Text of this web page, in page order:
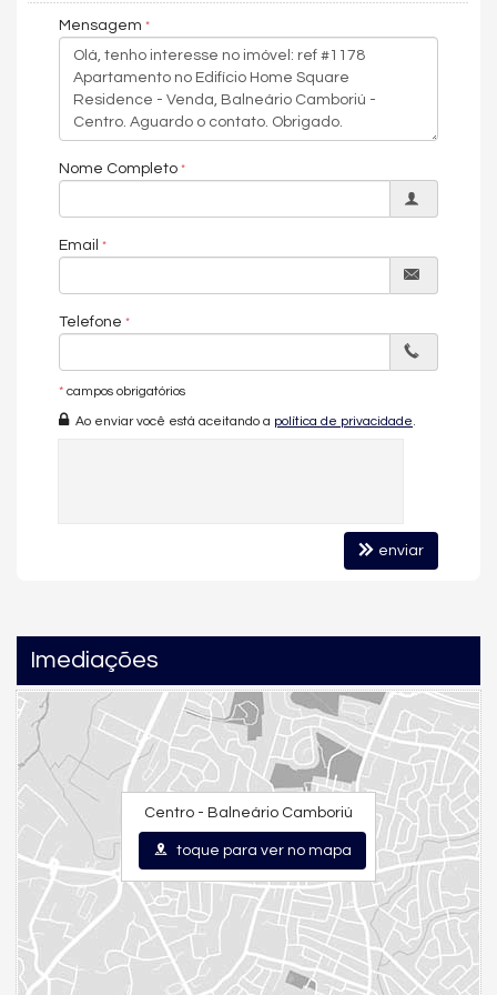
– Amplo terraço arborizado
Essa combinação de qualidade, amplitude de áreas comuns e
lazer robusto posiciona o Home Square como um dos projetos
mais elegantes e funcionais do Centro de Balneário Camboriú.
suítes
✔ Sala de estar e jantar integradas
✔ Sacada ampla com churrasqueira (quando aplicável)
✔ Lavabo social
✔ Acabamentos de alto padrão em porcelanato e gesso
📍 LOCALIZAÇÃO PREMIADA
Essa localização estratégica é um dos fatores que mais atrai
famílias, executivos e investidores, tornando o imóvel atrativo
📞 FALE COM A LFB IMÓVEIS
Agende sua visita e descubra todos os diferenciais desta
unidade no Home Square Residence. Nós da LFB Imóveis
estamos prontos para apresentar cada detalhe e acompanhar
você em toda sua decisão imobiliária.
Características do Imóvel
Aquecimento de Água
Churrasqueira
Piso Porcelanato
Infra para Ar Split
Decorado
Acabamento em Gesso
Móveis Planejados
Mensagem
Nome Completo
Email
Telefone
* campos obrigatórios
Ao enviar você está aceitando a política de privacidade
enviar
Imediações
Centro - Balneário Camboriú
toque para ver no mapa